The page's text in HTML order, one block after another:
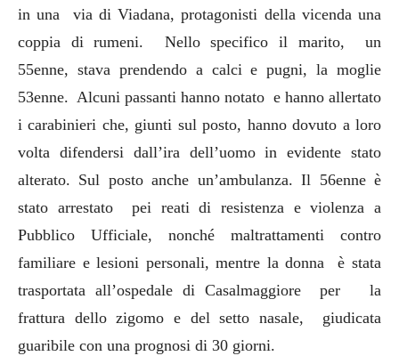
in una via di Viadana, protagonisti della vicenda una
coppia di rumeni. Nello specifico il marito, un
55enne, stava prendendo a calci e pugni, la moglie
53enne. Alcuni passanti hanno notato e hanno allertato
i carabinieri che, giunti sul posto, hanno dovuto a loro
volta difendersi dall’ira dell’uomo in evidente stato
alterato. Sul posto anche un’ambulanza. Il 56enne è
stato arrestato pei reati di resistenza e violenza a
Pubblico Ufficiale, nonché maltrattamenti contro
familiare e lesioni personali, mentre la donna è stata
trasportata all’ospedale di Casalmaggiore per la
frattura dello zigomo e del setto nasale, giudicata
guaribile con una prognosi di 30 giorni.